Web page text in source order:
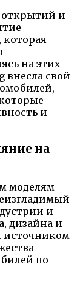
открытий и
на этих
внесла свой
и
на
моделям
и
дизайна и
источником
по